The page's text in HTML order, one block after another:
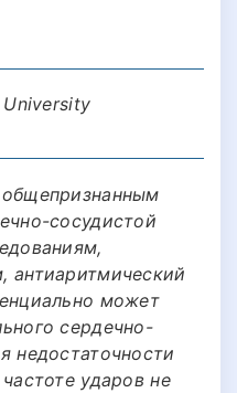
сосудистой
антиаритмический
может
сердечно-
недостаточности
ударов не